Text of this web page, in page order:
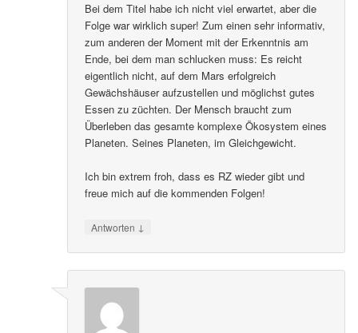
Bei dem Titel habe ich nicht viel erwartet, aber die
Folge war wirklich super! Zum einen sehr informativ,
zum anderen der Moment mit der Erkenntnis am
Ende, bei dem man schlucken muss: Es reicht
eigentlich nicht, auf dem Mars erfolgreich
Gewächshäuser aufzustellen und möglichst gutes
Essen zu züchten. Der Mensch braucht zum
Überleben das gesamte komplexe Ökosystem eines
Planeten. Seines Planeten, im Gleichgewicht.
Ich bin extrem froh, dass es RZ wieder gibt und
freue mich auf die kommenden Folgen!
Antworten ↓